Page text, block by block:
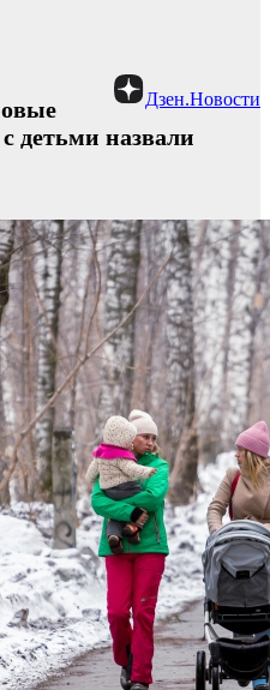
Дзен.Новости
детьми назвали